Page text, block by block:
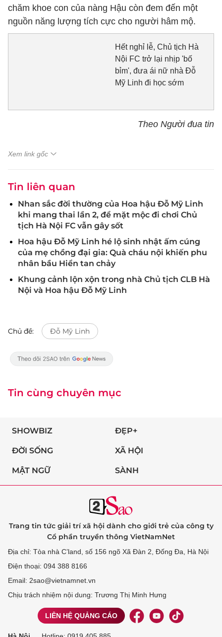
chăm khoe con của nàng Hậu còn đem đến một
nguồn năng lượng tích cực cho người hâm mộ.
Hết nghỉ lễ, Chủ tịch Hà
Nội FC trở lại nhịp 'bố
bỉm', đưa ái nữ nhà Đỗ
Mỹ Linh đi học sớm
Theo Người đua tin
Xem link gốc
Tin liên quan
Nhan sắc đời thường của Hoa hậu Đỗ Mỹ Linh
khi mang thai lần 2, để mặt mộc đi chơi Chủ
tịch Hà Nội FC vẫn gây sốt
Hoa hậu Đỗ Mỹ Linh hé lộ sinh nhật ấm cúng
của mẹ chồng đại gia: Quà cháu nội khiến phu
nhân bầu Hiển tan chảy
Khung cảnh lộn xộn trong nhà Chủ tịch CLB Hà
Nội và Hoa hậu Đỗ Mỹ Linh
Chủ đề: Đỗ Mỹ Linh
Tin cùng chuyên mục
SHOWBIZ ĐẸP+
ĐỜI SỐNG XÃ HỘI
MẬT NGỮ SÀNH
Trang tin tức giải trí xã hội dành cho giới trẻ của công ty
Cổ phần truyền thông VietNamNet
Địa chỉ: Tòa nhà C’land, số 156 ngõ Xã Đàn 2, Đống Đa, Hà Nội
Điện thoại: 094 388 8166
Email: 2sao@vietnamnet.vn
Chịu trách nhiệm nội dung: Trương Thị Minh Hưng
LIÊN HỆ QUẢNG CÁO